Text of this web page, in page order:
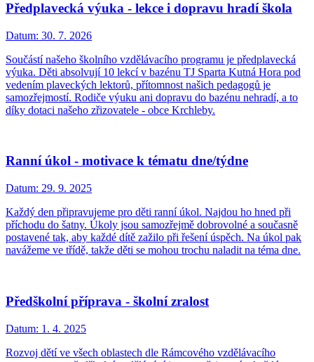
Předplavecká výuka - lekce i dopravu hradí škola
Datum: 30. 7. 2026
Součástí našeho školního vzdělávacího programu je předplavecká
výuka. Děti absolvují 10 lekcí v bazénu TJ Sparta Kutná Hora pod
vedením plaveckých lektorů, přítomnost našich pedagogů je
samozřejmostí. Rodiče výuku ani dopravu do bazénu nehradí, a to
díky dotaci našeho zřizovatele - obce Krchleby.
Ranní úkol - motivace k tématu dne/týdne
Datum: 29. 9. 2025
Každý den připravujeme pro děti ranní úkol. Najdou ho hned při
příchodu do šatny. Úkoly jsou samozřejmě dobrovolné a současně
postavené tak, aby každé dítě zažilo při řešení úspěch. Na úkol pak
navážeme ve třídě, takže děti se mohou trochu naladit na téma dne.
Předškolní příprava - školní zralost
Datum: 1. 4. 2025
Rozvoj dětí ve všech oblastech dle Rámcového vzdělávacího